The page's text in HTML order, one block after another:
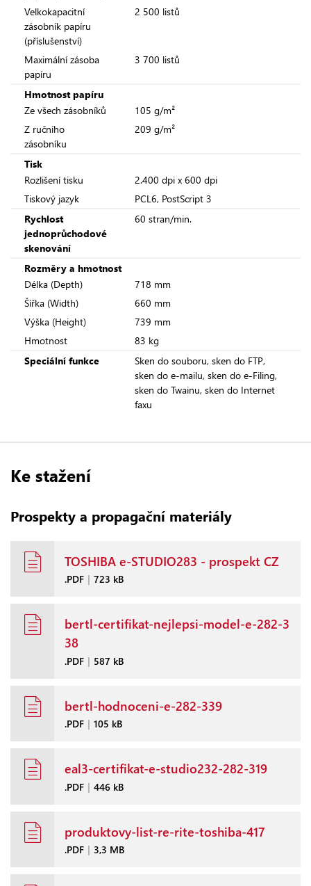
Velkokapacitní
zásobník papíru
(příslušenství)
2 500 listů
Maximální zásoba
papíru
3 700 listů
Hmotnost papíru
Ze všech zásobníků
105 g/m²
Z ručního
zásobníku
209 g/m²
Tisk
Rozlišení tisku
2.400 dpi x 600 dpi
Tiskový jazyk
PCL6, PostScript 3
Rychlost
jednoprůchodové
skenování
60 stran/min.
Rozměry a hmotnost
Délka (Depth)
718 mm
Šířka (Width)
660 mm
Výška (Height)
739 mm
Hmotnost
83 kg
Speciální funkce
Sken do souboru, sken do FTP,
sken do e-mailu, sken do e-Filing,
sken do Twainu, sken do Internet
faxu
Ke stažení
Prospekty a propagační materiály
TOSHIBA e-STUDIO283 - prospekt CZ
.PDF | 723 kB
bertl-certifikat-nejlepsi-model-e-282-3
38
.PDF | 587 kB
bertl-hodnoceni-e-282-339
.PDF | 105 kB
eal3-certifikat-e-studio232-282-319
.PDF | 446 kB
produktovy-list-re-rite-toshiba-417
.PDF | 3,3 MB